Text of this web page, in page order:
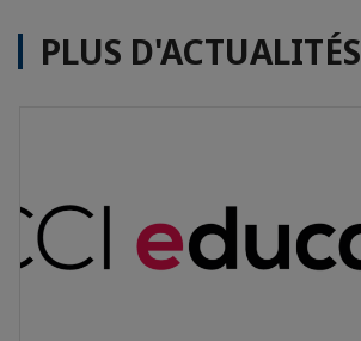
PLUS D'ACTUALITÉS